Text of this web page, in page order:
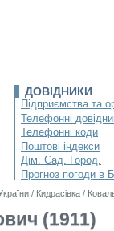
ДОВІДНИКИ
Підприємства та
Телефонні
Телефонні коди
Поштові індекси
Дім. Сад. Город.
Прогноз погоди в
/ Кидрасівка /
(1911)